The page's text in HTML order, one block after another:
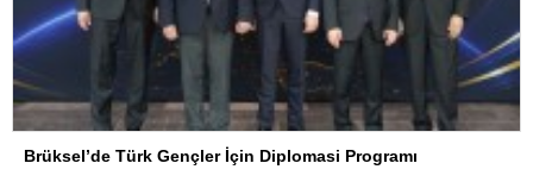
Brüksel’de Türk Gençler İçin Diplomasi Programı